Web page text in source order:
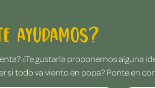
ayudamos?
¿Te gustaría proponernos alguna
si todo va viento en popa? Ponte en